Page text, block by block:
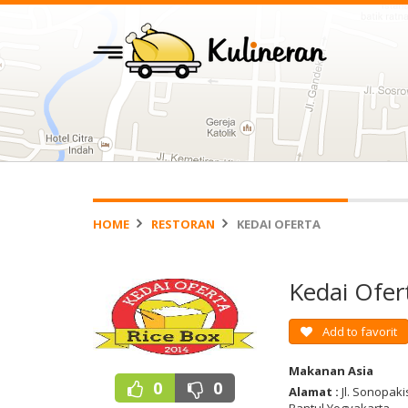
HOME RESTORAN KEDAI OFERTA
0 0
Kedai
Add to favorit
Makanan Asia
Alamat : Jl.